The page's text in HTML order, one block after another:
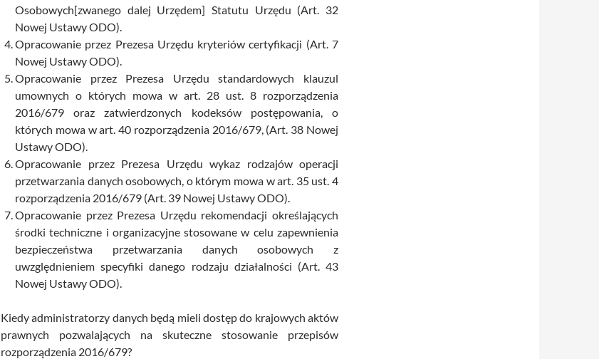
Osobowych[zwanego dalej Urzędem] Statutu Urzędu (Art. 32
Nowej Ustawy ODO).
Opracowanie przez Prezesa Urzędu kryteriów certyfikacji (Art. 7
Nowej Ustawy ODO).
Opracowanie przez Prezesa Urzędu standardowych klauzul
umownych o których mowa w art. 28 ust. 8 rozporządzenia
2016/679 oraz zatwierdzonych kodeksów postępowania, o
których mowa w art. 40 rozporządzenia 2016/679, (Art. 38 Nowej
Ustawy ODO).
Opracowanie przez Prezesa Urzędu wykaz rodzajów operacji
przetwarzania danych osobowych, o którym mowa w art. 35 ust. 4
rozporządzenia 2016/679 (Art. 39 Nowej Ustawy ODO).
Opracowanie przez Prezesa Urzędu rekomendacji określających
środki techniczne i organizacyjne stosowane w celu zapewnienia
bezpieczeństwa przetwarzania danych osobowych z
uwzględnieniem specyfiki danego rodzaju działalności (Art. 43
Nowej Ustawy ODO).
Kiedy administratorzy danych będą mieli dostęp do krajowych aktów
prawnych pozwalających na skuteczne stosowanie przepisów
rozporządzenia 2016/679?